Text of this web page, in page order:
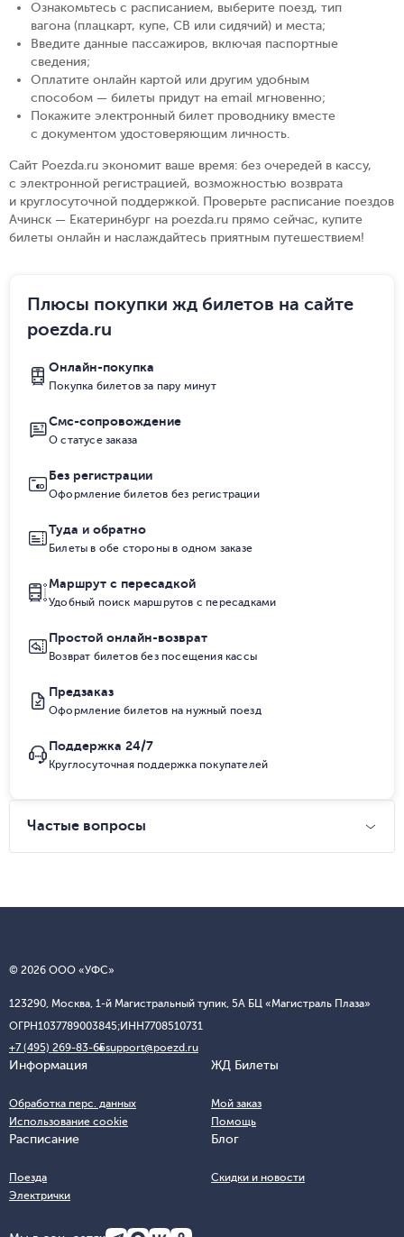
Ознакомьтесь с расписанием, выберите поезд, тип
вагона (плацкарт, купе, СВ или сидячий) и места;
Введите данные пассажиров, включая паспортные
сведения;
Оплатите онлайн картой или другим удобным
способом — билеты придут на email мгновенно;
Покажите электронный билет проводнику вместе
с документом удостоверяющим личность.
Сайт Poezda.ru экономит ваше время: без очередей в кассу,
с электронной регистрацией, возможностью возврата
и круглосуточной поддержкой. Проверьте расписание поездов
Ачинск — Екатеринбург на poezda.ru прямо сейчас, купите
билеты онлайн и наслаждайтесь приятным путешествием!
Плюсы покупки жд билетов на сайте
poezda.ru
Онлайн-покупка
Покупка билетов за пару минут
Смс-сопровождение
О статусе заказа
Без регистрации
Оформление билетов без регистрации
Туда и обратно
Билеты в обе стороны в одном заказе
Маршрут с пересадкой
Удобный поиск маршрутов с пересадками
Простой онлайн-возврат
Возврат билетов без посещения кассы
Предзаказ
Оформление билетов на нужный поезд
Поддержка 24/7
Круглосуточная поддержка покупателей
Частые вопросы
© 2026 ООО «УФС»
123290, Москва, 1-й Магистральный тупик, 5А БЦ «Магистраль Плаза»
ОГРН1037789003845;ИНН7708510731
+7 (495) 269-83-65support@poezd.ru
Информация
Обработка перс. данных
Использование cookie
ЖД Билеты
Мой заказ
Помощь
Расписание
Поезда
Электрички
Блог
Скидки и новости